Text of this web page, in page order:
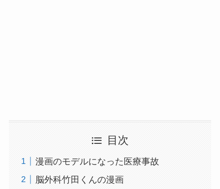
目次
漫画のモデルになった医療事故
脳外科竹田くんの漫画